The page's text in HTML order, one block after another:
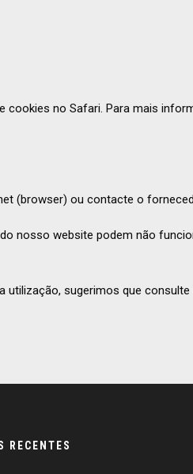
cookies no Safari. Para mais
(browser) ou contacte o
nosso website podem não
sugerimos que
RECENTES